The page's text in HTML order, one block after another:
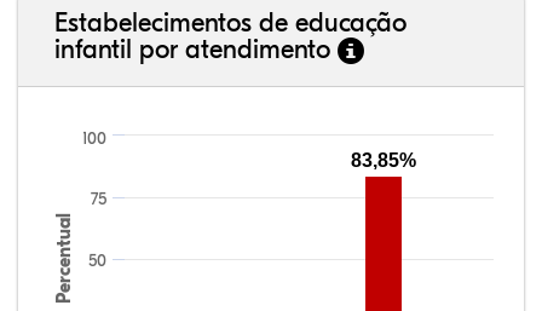
Estabelecimentos de educação
infantil por atendimento
Percentual
100
50
75
83,85%